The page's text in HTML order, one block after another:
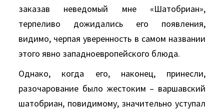
заказав неведомый мне «Шатобриан»,
терпеливо дожидались его появления,
видимо, черпая уверенность в самом названии
этого явно западноевропейского блюда.
Однако, когда его, наконец, принесли,
разочарование было жестоким – варшавский
шатобриан, повидимому, значительно уступал